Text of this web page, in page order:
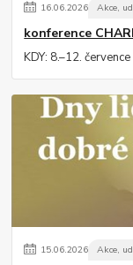
16.06.2026 Akce,
konference
KDY: 8.–12.
15.06.2026 Akce,